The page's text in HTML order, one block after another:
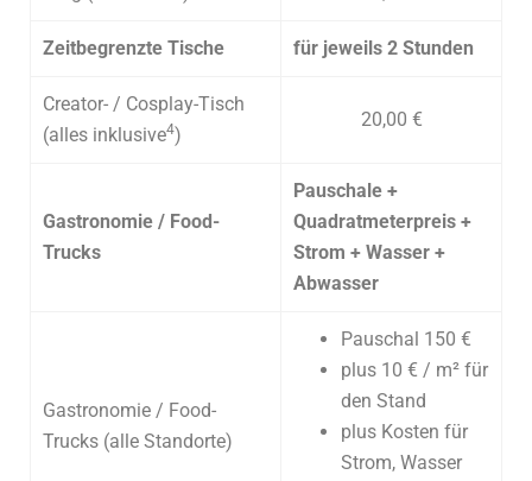
Zeitbegrenzte Tische für jeweils 2 Stunden
Creator- / Cosplay-Tisch
(alles inklusive4)
20,00 €
Gastronomie / Food-
Trucks
Pauschale +
Quadratmeterpreis +
Strom + Wasser +
Abwasser
Gastronomie / Food-
Trucks (alle Standorte)
Pauschal 150 €
plus 10 € / m² für
den Stand
plus Kosten für
Strom, Wasser